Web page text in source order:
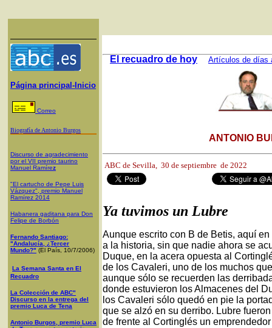
Página principal-Inicio
Correo
Biografía de Antonio Burgos
Discurso de agradecimiento
por el VII premio taurino
Manuel Ramírez
"El cartucho de Pepe Luis
Vázquez", premio Manuel
Ramírez 2014
Habanera gaditana para Don
Felipe de Borbón
Fernando Santiago:
"Andalucía, ¿Tercer
Mundo?" (El País, 10/7/2006)
La Semana Santa en El
Recuadro
La Colección de ABC"
Discurso en la entrega del
premio Luca de Tena
Antonio Burgos, premio Luca
El recuadro de hoy Artículos de días
ANTONIO
ABC de Sevilla, 30 de septiembre de 2022
Ya tuvimos un Lubre
Aunque escrito con B de Betis, aquí
a la historia, sin que nadie ahora se
Duque, en la acera opuesta al
de los Cavaleri, uno de los muchos
aunque sólo se recuerden las
donde estuvieron los Almacenes del
los Cavaleri sólo quedó en pie la
que se alzó en su derribo. Lubre
de frente al Cortinglés un